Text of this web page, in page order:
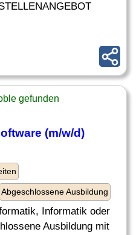
gefunden
(m/w/d)
Abgeschlossene Ausbildung
Informatik oder
Ausbildung mit